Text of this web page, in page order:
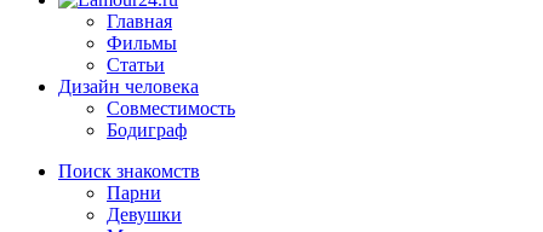
Главная
Фильмы
Статьи
Дизайн человека
Совместимость
Бодиграф
Поиск знакомств
Парни
Девушки